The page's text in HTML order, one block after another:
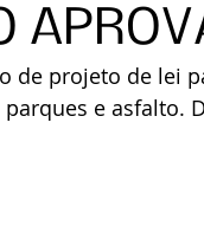
de projeto de lei
e asfalto.